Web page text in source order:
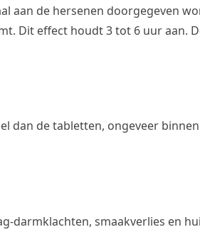
aan de hersenen doorgegeven
Dit effect houdt 3 tot 6 uur aan.
dan de tabletten, ongeveer
darmklachten, smaakverlies en